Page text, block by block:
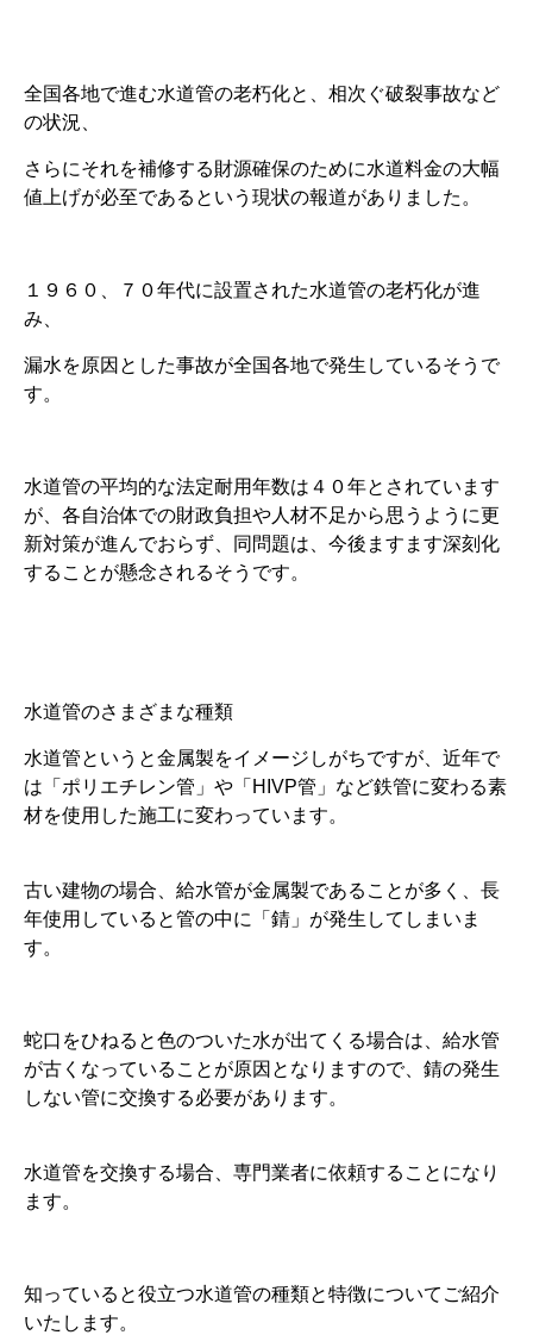
全国各地で進む水道管の老朽化と、相次ぐ破裂事故など
の状況、
さらにそれを補修する財源確保のために水道料金の大幅
値上げが必至であるという現状の報道がありました。
１９６０、７０年代に設置された水道管の老朽化が進
み、
漏水を原因とした事故が全国各地で発生しているそうで
す。
水道管の平均的な法定耐用年数は４０年とされています
が、各自治体での財政負担や人材不足から思うように更
新対策が進んでおらず、同問題は、今後ますます深刻化
することが懸念されるそうです。
水道管のさまざまな種類
水道管というと金属製をイメージしがちですが、近年で
は「ポリエチレン管」や「HIVP管」など鉄管に変わる素
材を使用した施工に変わっています。
古い建物の場合、給水管が金属製であることが多く、長
年使用していると管の中に「錆」が発生してしまいま
す。
蛇口をひねると色のついた水が出てくる場合は、給水管
が古くなっていることが原因となりますので、錆の発生
しない管に交換する必要があります。
水道管を交換する場合、専門業者に依頼することになり
ます。
知っていると役立つ水道管の種類と特徴についてご紹介
いたします。